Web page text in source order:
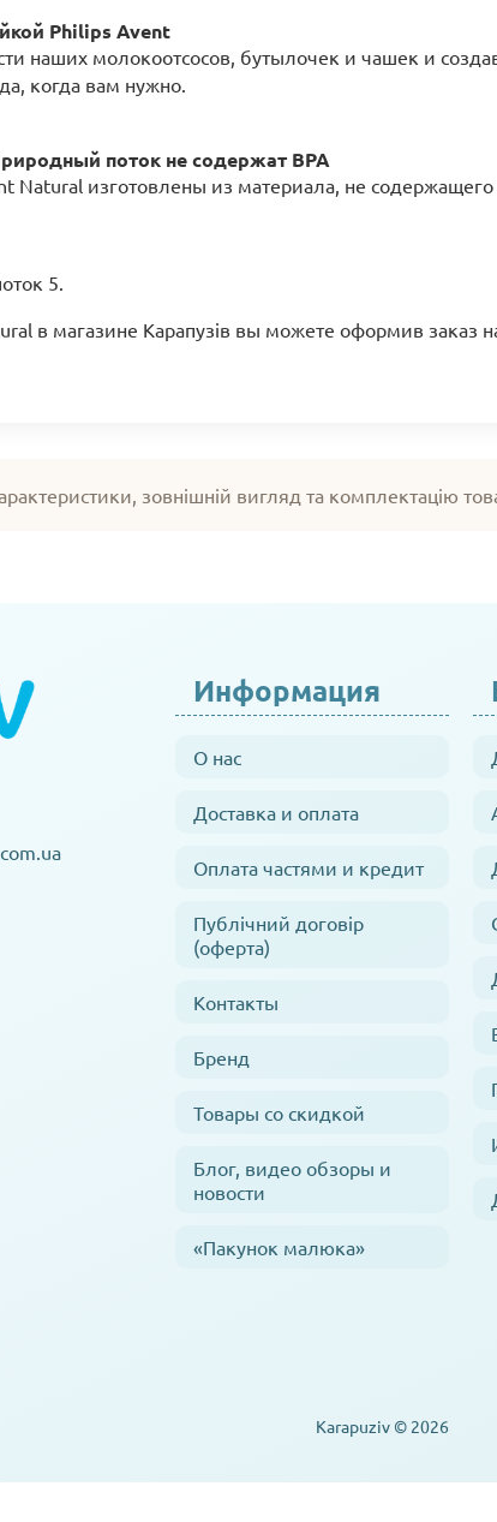
Philips Avent
наших молокоотсосов, бутылочек и чашек и
когда вам нужно.
поток не содержат BPA
Natural изготовлены из материала, не содержащего
5.
в магазине Карапузів вы можете оформив заказ
зовнішній вигляд та комплектацію
Информация
О нас
Доставка и оплата
Оплата частями и кредит
Публічний договір
(оферта)
Контакты
Бренд
Товары со скидкой
Блог, видео обзоры и
новости
«Пакунок малюка»
Karapuziv © 2026